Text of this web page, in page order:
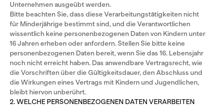
Unternehmen ausgeübt werden.
Bitte beachten Sie, dass diese Verarbeitungstätigkeiten nicht
für Minderjährige bestimmt sind, und die Verantwortlichen
wissentlich keine personenbezogenen Daten von Kindern unter
16 Jahren erheben oder anfordern. Stellen Sie bitte keine
personenbezogenen Daten bereit, wenn Sie das 16. Lebensjahr
noch nicht erreicht haben. Das anwendbare Vertragsrecht, wie
die Vorschriften über die Gültigkeitsdauer, den Abschluss und
die Wirkungen eines Vertrags mit Kindern und Jugendlichen,
bleibt hiervon unberührt.
2. WELCHE PERSONENBEZOGENEN DATEN VERARBEITEN